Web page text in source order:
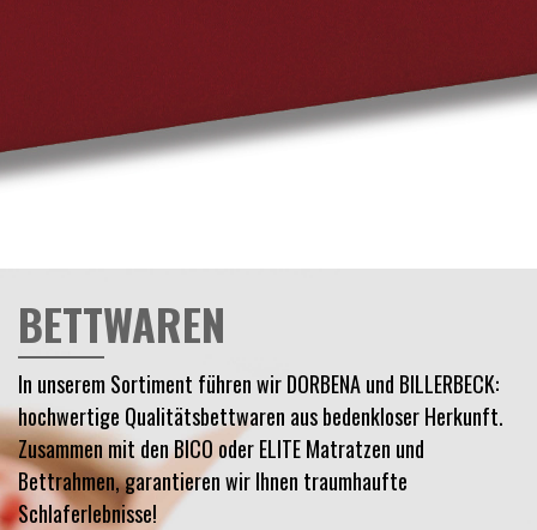
BETTWAREN
In unserem Sortiment führen wir DORBENA und BILLERBECK:
hochwertige Qualitätsbettwaren aus bedenkloser Herkunft.
Zusammen mit den BICO oder ELITE Matratzen und
Bettrahmen, garantieren wir Ihnen traumhaufte
Schlaferlebnisse!